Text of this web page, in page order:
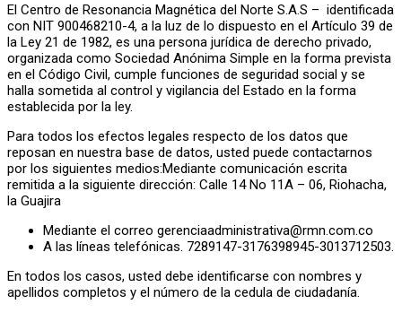
El Centro de Resonancia Magnética del Norte S.A.S – identificada
con NIT 900468210-4, a la luz de lo dispuesto en el Artículo 39 de
la Ley 21 de 1982, es una persona jurídica de derecho privado,
organizada como Sociedad Anónima Simple en la forma prevista
en el Código Civil, cumple funciones de seguridad social y se
halla sometida al control y vigilancia del Estado en la forma
establecida por la ley.
Para todos los efectos legales respecto de los datos que
reposan en nuestra base de datos, usted puede contactarnos
por los siguientes medios:Mediante comunicación escrita
remitida a la siguiente dirección: Calle 14 No 11A – 06, Riohacha,
la Guajira
Mediante el correo gerenciaadministrativa@rmn.com.co
A las líneas telefónicas. 7289147-3176398945-3013712503.
En todos los casos, usted debe identificarse con nombres y
apellidos completos y el número de la cedula de ciudadanía.